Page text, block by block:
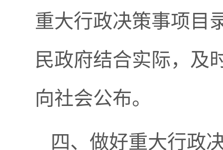
重大行政决策事项目
民政府结合实际，及
向社会公布。
四、做好重大行政